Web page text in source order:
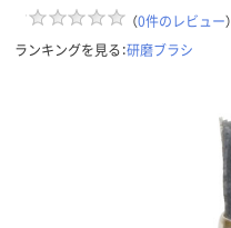
（0件のレビュー）
ランキングを見る：研磨ブラシ